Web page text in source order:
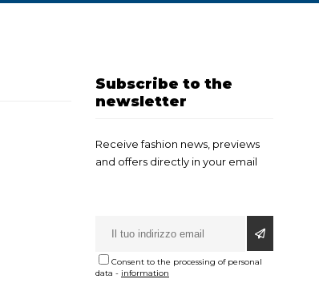
Subscribe to the
newsletter
Receive fashion news, previews
and offers directly in your email
Consent to the processing of personal
data - information